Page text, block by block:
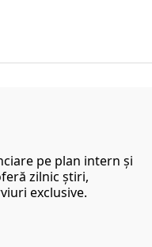
pe plan intern şi
zilnic ştiri,
exclusive.